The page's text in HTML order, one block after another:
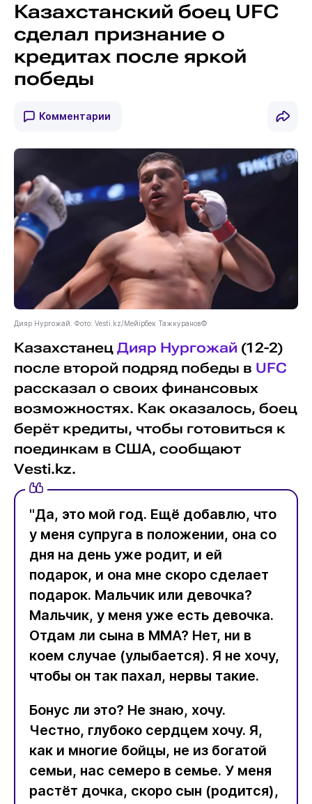
Казахстанский боец UFC
сделал признание о
кредитах после яркой
победы
Комментарии
Дияр Нургожай. Фото: Vesti.kz/Мейірбек Тажкуранов©
Казахстанец Дияр Нургожай (12-2)
после второй подряд победы в UFC
рассказал о своих финансовых
возможностях. Как оказалось, боец
берёт кредиты, чтобы готовиться к
поединкам в США, сообщают
Vesti.kz.
"Да, это мой год. Ещё добавлю, что
у меня супруга в положении, она со
дня на день уже родит, и ей
подарок, и она мне скоро сделает
подарок. Мальчик или девочка?
Мальчик, у меня уже есть девочка.
Отдам ли сына в ММА? Нет, ни в
коем случае (улыбается). Я не хочу,
чтобы он так пахал, нервы такие.
Бонус ли это? Не знаю, хочу.
Честно, глубоко сердцем хочу. Я,
как и многие бойцы, не из богатой
семьи, нас семеро в семье. У меня
растёт дочка, скоро сын (родится),